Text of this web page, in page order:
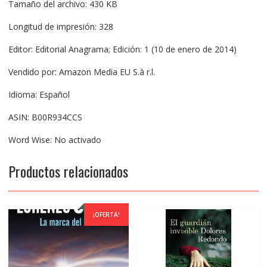
Tamaño del archivo: 430 KB
Longitud de impresión: 328
Editor: Editorial Anagrama; Edición: 1 (10 de enero de 2014)
Vendido por: Amazon Media EU S.à r.l.
Idioma: Español
ASIN: B00R934CCS
Word Wise: No activado
Productos relacionados
¡OFERTA!